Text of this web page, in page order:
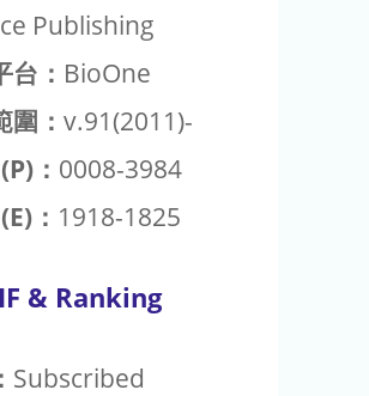
Publishing
台： BioOne
圍： v.91(2011)-
： 0008-3984
： 1918-1825
& Ranking
Subscribed